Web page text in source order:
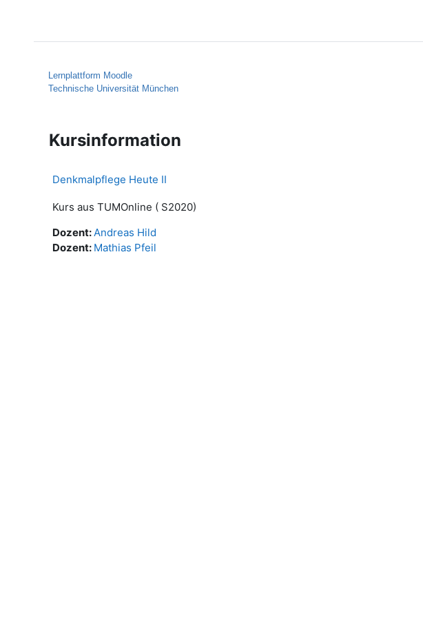
Lernplattform Moodle
Technische Universität München
Kursinformation
Denkmalpflege Heute II
Kurs aus TUMOnline ( S2020)
Dozent:Andreas Hild
Dozent: Mathias Pfeil